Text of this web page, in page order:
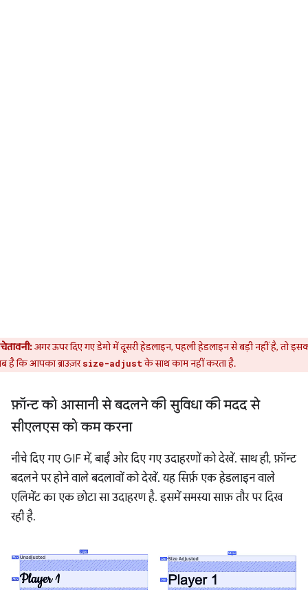
चेतावनी:अगर ऊपर दिए गए डेमो में दूसरी हेडलाइन, पहली हेडलाइन से बड़ी नहीं है, तो
है कि आपका ब्राउज़रsize-adjustके साथ काम नहीं करता है.
फ़ॉन्ट को आसानी से बदलने की सुविधा की मदद से
सीएलएस को कम करना
नीचे दिए गए GIF में, बाईं ओर दिए गए उदाहरणों को देखें. साथ ही, फ़ॉन्ट
बदलने पर होने वाले बदलावों को देखें. यह सिर्फ़ एक हेडलाइन वाले
एलिमेंट का एक छोटा सा उदाहरण है. इसमें समस्या साफ़ तौर पर दिख
रही है.